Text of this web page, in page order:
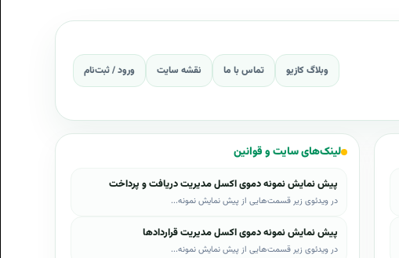
وبلاگ کازیو تماس با ما نقشه سایت ورود / ثبت‌نام
لینک‌های سایت و قوانین
پیش نمایش نمونه دموی اکسل مدیریت دریافت و پرداخت
در ویدئوی زیر قسمت‌هایی از پیش نمایش نمونه...
پیش نمایش نمونه دموی اکسل مدیریت قراردادها
در ویدئوی زیر قسمت‌هایی از پیش نمایش نمونه...